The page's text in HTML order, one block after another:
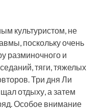
культуристом, не
поскольку очень
разминочного и
тяги, тяжелых
Три дня Ли
отдыху, а затем
Особое внимание